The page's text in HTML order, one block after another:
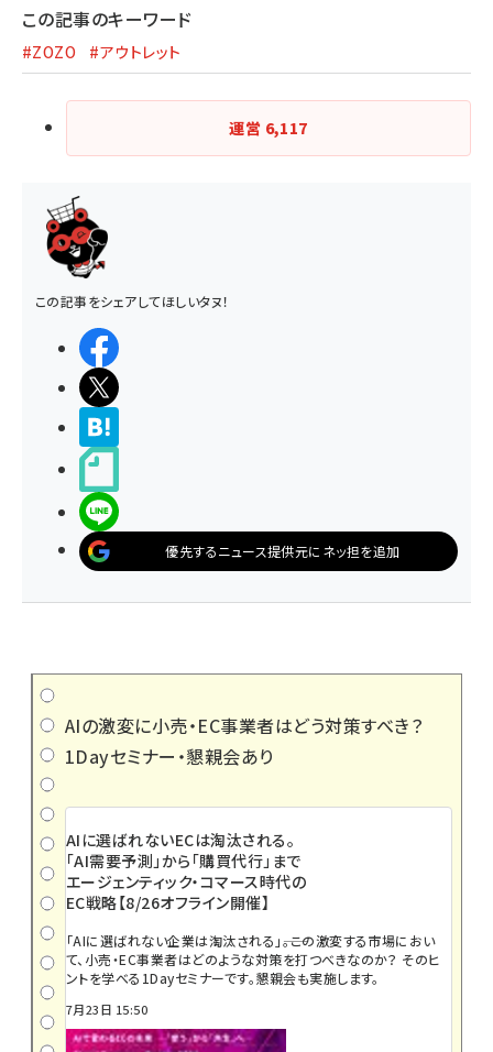
この記事のキーワード
#ZOZO #アウトレット
運営 6,117
この記事をシェアしてほしいタヌ！
優先するニュース提供元にネッ担を追加
AIの激変に小売・EC事業者はどう対策すべき？
1Dayセミナー・懇親会あり
AIに選ばれないECは淘汰される。
「AI需要予測」から「購買代行」まで
エージェンティック・コマース時代の
EC戦略【8/26オフライン開催】
「AIに選ばれない企業は淘汰される」――。この激変する市場におい
て、小売・EC事業者はどのような対策を打つべきなのか？ そのヒ
ントを学べる1Dayセミナーです。懇親会も実施します。
7月23日 15:50